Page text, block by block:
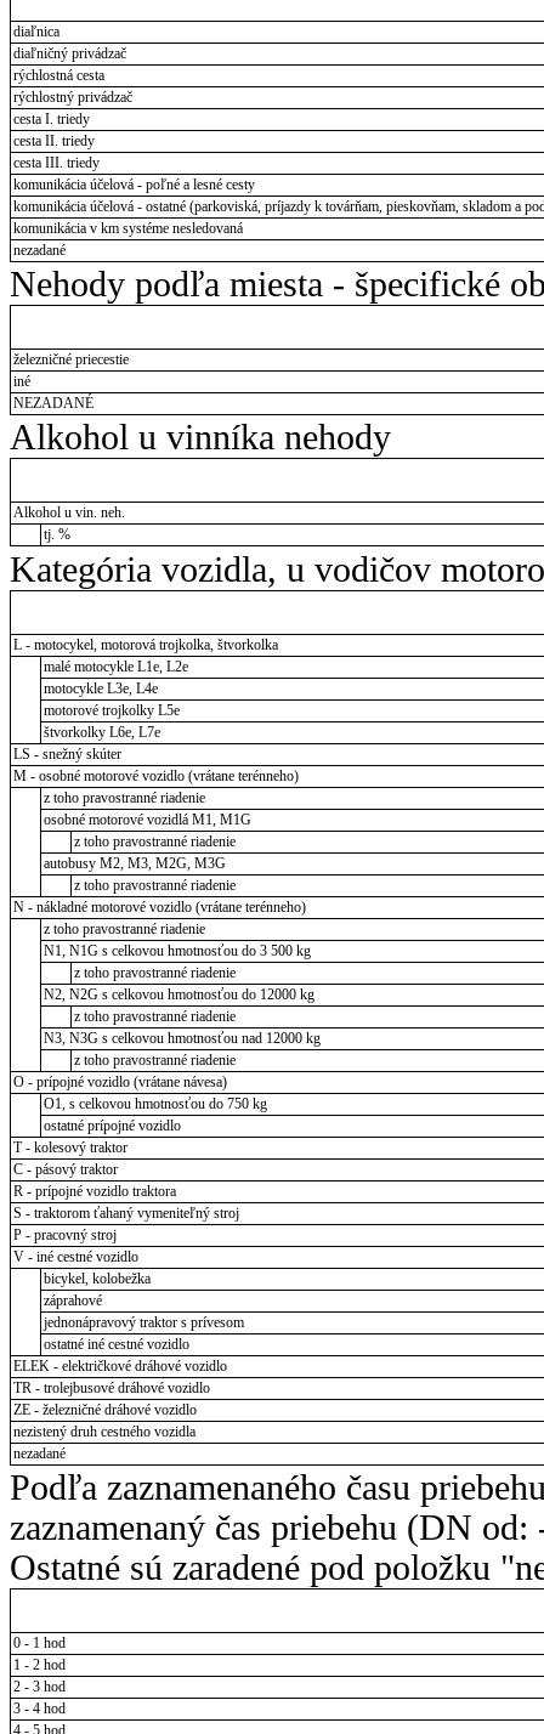
diaľnica
diaľničný privádzač
rýchlostná cesta
rýchlostný privádzač
cesta I. triedy
cesta II. triedy
cesta III. triedy
komunikácia účelová - poľné a lesné cesty
komunikácia účelová - ostatné (parkoviská, príjazdy k továrňam, pieskovňam, skladom a
komunikácia v km systéme nesledovaná
nezadané
Nehody podľa miesta - špecifické
železničné priecestie
iné
NEZADANÉ
Alkohol u vinníka nehody
Alkohol u vin. neh.
tj. %
Kategória vozidla, u vodičov
L - motocykel, motorová trojkolka, štvorkolka
malé motocykle L1e, L2e
motocykle L3e, L4e
motorové trojkolky L5e
štvorkolky L6e, L7e
LS - snežný skúter
M - osobné motorové vozidlo (vrátane terénneho)
z toho pravostranné riadenie
osobné motorové vozidlá M1, M1G
z toho pravostranné riadenie
autobusy M2, M3, M2G, M3G
z toho pravostranné riadenie
N - nákladné motorové vozidlo (vrátane terénneho)
z toho pravostranné riadenie
N1, N1G s celkovou hmotnosťou do 3 500 kg
z toho pravostranné riadenie
N2, N2G s celkovou hmotnosťou do 12000 kg
z toho pravostranné riadenie
N3, N3G s celkovou hmotnosťou nad 12000 kg
z toho pravostranné riadenie
O - prípojné vozidlo (vrátane návesa)
O1, s celkovou hmotnosťou do 750 kg
ostatné prípojné vozidlo
T - kolesový traktor
C - pásový traktor
R - prípojné vozidlo traktora
S - traktorom ťahaný vymeniteľný stroj
P - pracovný stroj
V - iné cestné vozidlo
bicykel, kolobežka
záprahové
jednonápravový traktor s prívesom
ostatné iné cestné vozidlo
ELEK - električkové dráhové vozidlo
TR - trolejbusové dráhové vozidlo
ZE - železničné dráhové vozidlo
nezistený druh cestného vozidla
nezadané
Podľa zaznamenaného času
zaznamenaný čas priebehu (DN
Ostatné sú zaradené pod položku
0 - 1 hod
1 - 2 hod
2 - 3 hod
3 - 4 hod
4 - 5 hod